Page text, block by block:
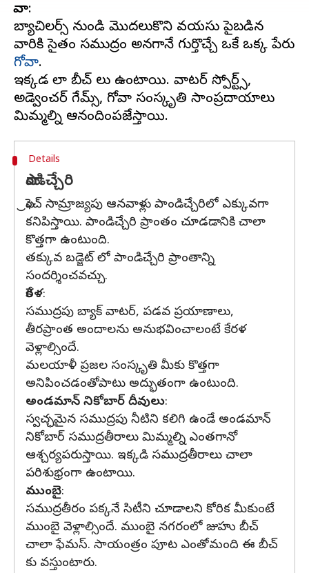
గోవా:
బ్యాచిలర్స్ నుండి మొదలుకొని వయసు పైబడిన
వారికి సైతం సముద్రం అనగానే గుర్తొచ్చే ఒకే ఒక్క పేరు
గోవా.
ఇక్కడ చాలా బీచ్ లు ఉంటాయి. వాటర్ స్పోర్ట్స్,
అడ్వెంచర్ గేమ్స్, గోవా సంస్కృతి సాంప్రదాయాలు
Details
పాండిచ్చేరి
ఫ్రెంచ్ సామ్రాజ్యపు ఆనవాళ్లు పాండిచ్చేరిలో ఎక్కువగా
కనిపిస్తాయి. పాండిచ్చేరి ప్రాంతం చూడడానికి చాలా
కొత్తగా ఉంటుంది.
తక్కువ బడ్జెట్ లో పాండిచ్చేరి ప్రాంతాన్ని
సందర్శించవచ్చు.
కేరళ:
సముద్రపు బ్యాక్ వాటర్, పడవ ప్రయాణాలు,
తీరప్రాంత అందాలను అనుభవించాలంటే కేరళ
వెళ్లాల్సిందే.
మలయాళీ ప్రజల సంస్కృతి మీకు కొత్తగా
అనిపించడంతోపాటు అద్భుతంగా ఉంటుంది.
అండమాన్ నికోబార్ దీవులు:
స్వచ్ఛమైన సముద్రపు నీటిని కలిగి ఉండే అండమాన్
నికోబార్ సముద్రతీరాలు మిమ్మల్ని ఎంతగానో
ఆశ్చర్యపరుస్తాయి. ఇక్కడి సముద్రతీరాలు చాలా
పరిశుభ్రంగా ఉంటాయి.
ముంబై:
సముద్రతీరం పక్కనే సిటీని చూడాలని కోరిక మీకుంటే
ముంబై వెళ్లాల్సిందే. ముంబై నగరంలో జుహు బీచ్
చాలా ఫేమస్. సాయంత్రం పూట ఎంతోమంది ఈ బీచ్
కు వస్తుంటారు.